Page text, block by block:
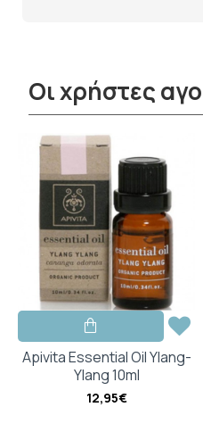
και αντισωμάτων
Είναι χρήσιμο για
Είναι ιδανικό για:
Άτομα που
έρπη
Οι χρήστες
Apivita Essential Oil Ylang-
Ylang 10ml
12,95€